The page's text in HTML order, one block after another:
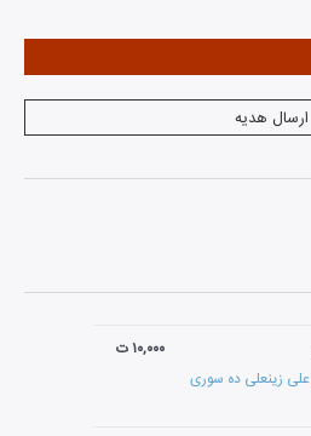
ارسال هدیه
علی زینعلی ده سوری
۱۰,۰۰۰ ت